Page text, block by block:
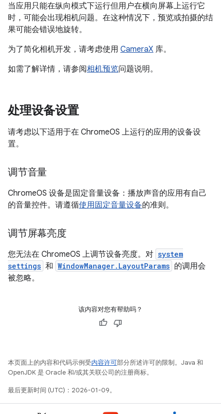
当应用只能在纵向模式下运行但用户在横向屏幕上运行它
时，可能会出现相机问题。在这种情况下，预览或拍摄的结
果可能会错误地旋转。
为了简化相机开发，请考虑使用 CameraX 库。
如需了解详情，请参阅相机预览问题说明。
处理设备设置
请考虑以下适用于在 ChromeOS 上运行的应用的设备设
置。
调节音量
ChromeOS 设备是固定音量设备：播放声音的应用有自己
的音量控件。 请遵循使用固定音量设备的准则。
调节屏幕亮度
您无法在 ChromeOS 上调节设备亮度。对 system
settings 和 WindowManager.LayoutParams 的调用会
被忽略。
该内容对您有帮助吗？
本页面上的内容和代码示例受内容许可部分所述许可的限制。Java 和
OpenJDK 是 Oracle 和/或其关联公司的注册商标。
最后更新时间 (UTC)：2026-01-09。